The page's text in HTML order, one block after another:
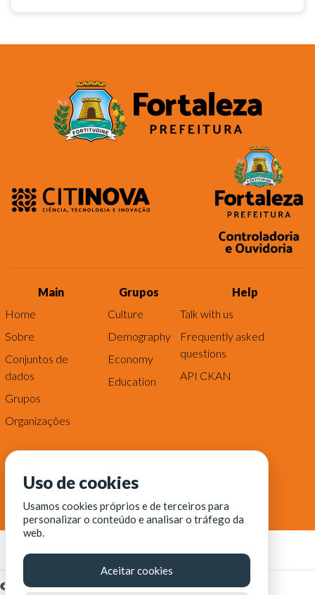
Main
Home
Sobre
Conjuntos de
dados
Grupos
Organizações
Grupos
Culture
Demography
Economy
Education
Help
Talk with us
Frequently asked
questions
API CKAN
© Fortaleza Digital || CITINOVA - Fundação de Ciência,
Uso de cookies
Usamos cookies próprios e de terceiros para
personalizar o conteúdo e analisar o tráfego da
web.
Aceitar cookies